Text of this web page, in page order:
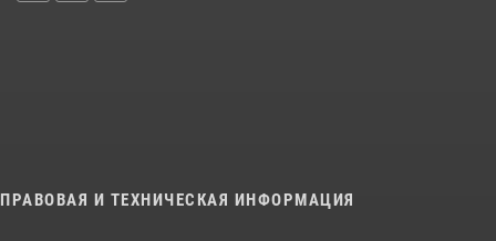
ПРАВОВАЯ И ТЕХНИЧЕСКАЯ ИНФОРМАЦИЯ